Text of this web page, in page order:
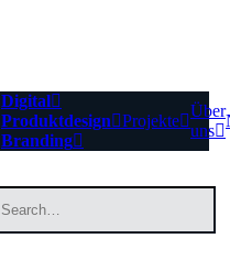
Digital
Produktdesign
Branding
Projekte
Über
uns